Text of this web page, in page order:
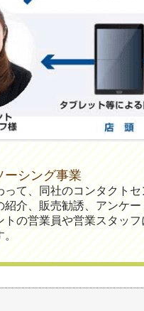
ーシング事業
って、同社のコンタクト
紹介、販売勧誘、アンケ
トの営業員や営業スタッ